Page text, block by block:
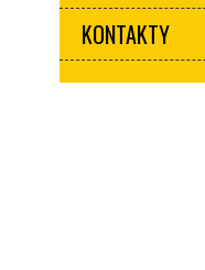
KONTAKTY